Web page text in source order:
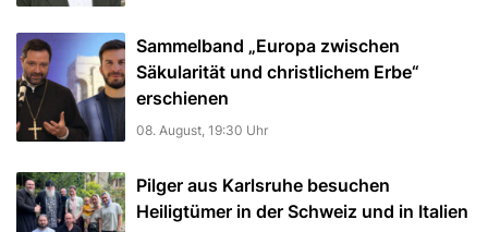
Sammelband „Europa zwischen
Säkularität und christlichem Erbe“
erschienen
08. August, 19:30 Uhr
Pilger aus Karlsruhe besuchen
Heiligtümer in der Schweiz und in Italien